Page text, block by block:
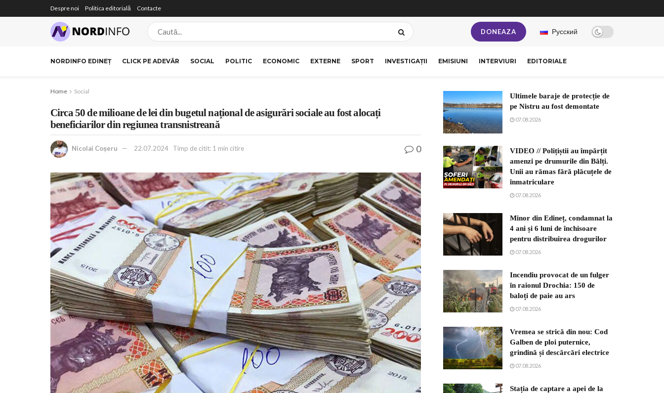
Despre noi Politica editorială Contacte
DONEAZA Русский
NORDINFO EDINEȚ CLICK PE ADEVĂR SOCIAL POLITIC ECONOMIC EXTERNE SPORT INVESTIGAȚII EMISIUNI INTERVIURI EDITORIALE
Home Social
Circa 50 de milioane de lei din bugetul național de asigurări sociale au fost alocați
beneficiarilor din regiunea transnistreană
Nicolai Coșeru 22.07.2024 Timp de citit: 1 min citire 0
Ultimele baraje de protecție de
pe Nistru au fost demontate
07.08.2026
VIDEO // Polițiștii au împărțit
amenzi pe drumurile din Bălți.
Unii au rămas fără plăcuțele de
înmatriculare
07.08.2026
Minor din Edineț, condamnat la
4 ani și 6 luni de închisoare
pentru distribuirea drogurilor
07.08.2026
Incendiu provocat de un fulger
în raionul Drochia: 150 de
baloți de paie au ars
07.08.2026
Vremea se strică din nou: Cod
Galben de ploi puternice,
grindină și descărcări electrice
07.08.2026
Stația de captare a apei de la